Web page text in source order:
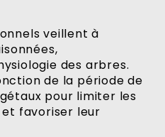
veillent à
des arbres.
de la période de
pour limiter les
favoriser leur